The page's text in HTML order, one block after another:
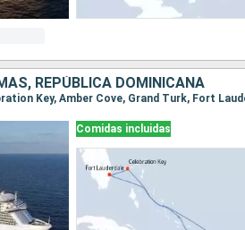
REPÚBLICA DOMINICANA
Key, Amber Cove, Grand Turk, Fort
Comidas incluidas